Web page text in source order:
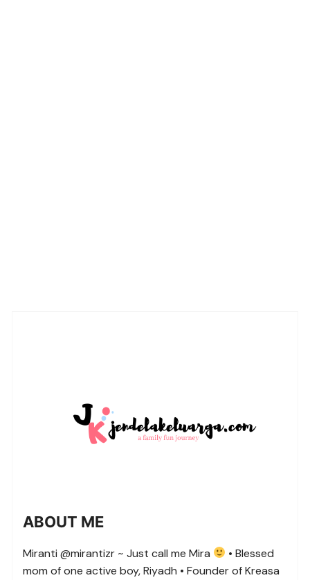
ABOUT ME
Miranti @mirantizr ~ Just call me Mira
• Blessed
mom of one active boy, Riyadh • Founder of Kreasa